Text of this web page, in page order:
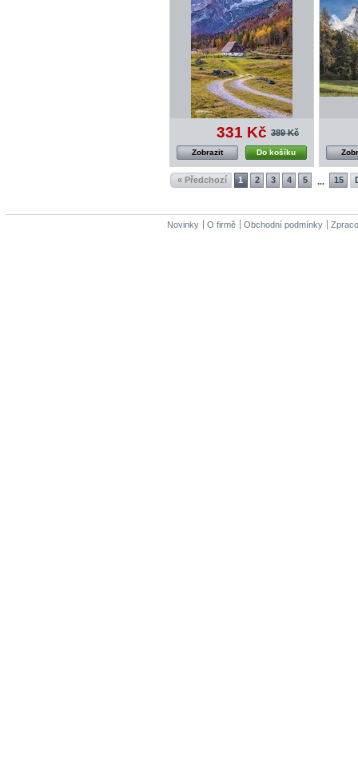
331 Kč 389 Kč
Do košíku
Zobrazit
« Předchozí 1 2 3 4 5 ... 15
Novinky O firmě Obchodní podmínky